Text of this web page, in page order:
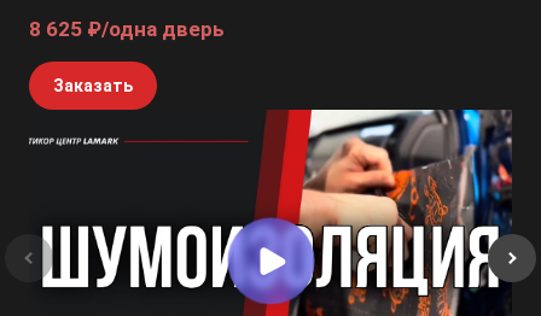
8 625 ₽/одна дверь
Заказать